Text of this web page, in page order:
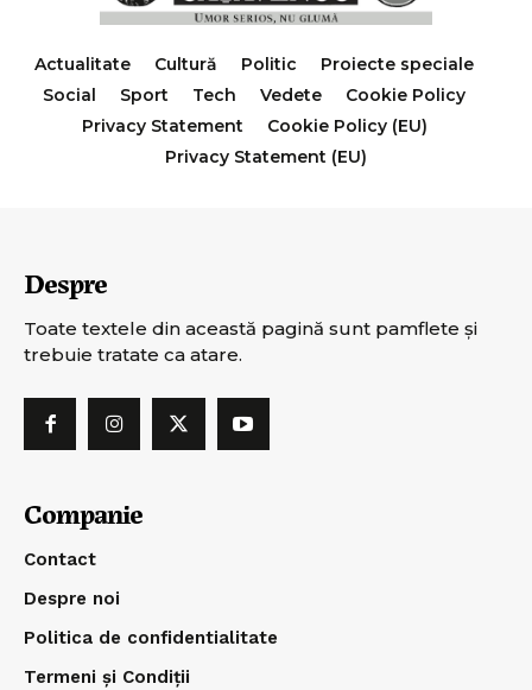
Actualitate Cultură Politic
Proiecte speciale
Social
Sport Tech Vedete
Cookie Policy
Privacy Statement
Cookie Policy (EU)
Privacy Statement (EU)
Despre
Toate textele din această pagină sunt pamflete şi
trebuie tratate ca atare.
Companie
Contact
Despre noi
Politica de confidentialitate
Termeni și Condiții